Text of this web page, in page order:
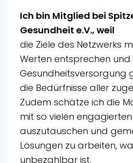
Ich bin Mitglied bei
Gesundheit e.V., weil
die Ziele des Netzwerks
Werten entsprechen
Gesundheitsversorgung
die Bedürfnisse aller
Zudem schätze ich die
mit so vielen
auszutauschen und
Lösungen zu arbeiten,
unbezahlbar ist.